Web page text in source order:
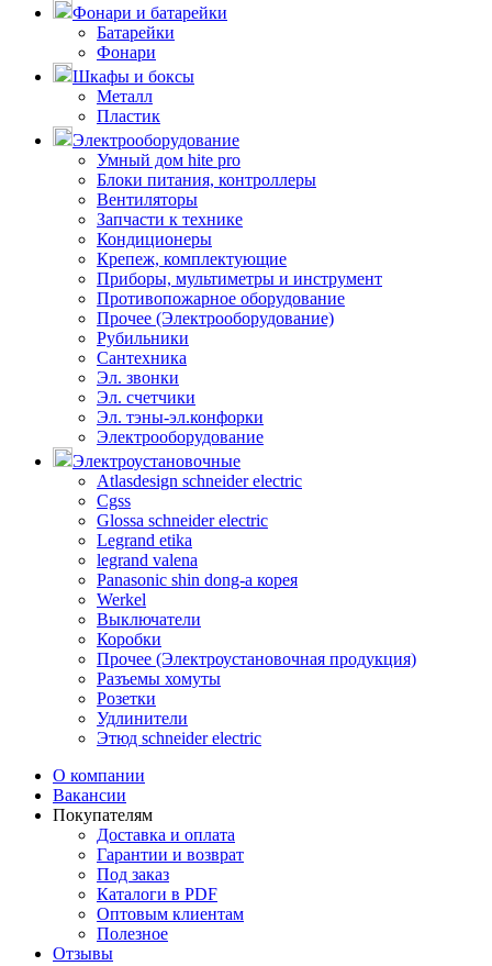
Фонари и батарейки
Батарейки
Фонари
Шкафы и боксы
Металл
Пластик
Электрооборудование
Умный дом hite pro
Блоки питания, контроллеры
Вентиляторы
Запчасти к технике
Кондиционеры
Крепеж, комплектующие
Приборы, мультиметры и инструмент
Противопожарное оборудование
Прочее (Электрооборудование)
Рубильники
Сантехника
Эл. звонки
Эл. счетчики
Эл. тэны-эл.конфорки
Электрооборудование
Электроустановочные
Atlasdesign schneider electric
Cgss
Glossa schneider electric
Legrand etika
legrand valena
Panasonic shin dong-a корея
Werkel
Выключатели
Коробки
Прочее (Электроустановочная продукция)
Разъемы хомуты
Розетки
Удлинители
Этюд schneider electric
О компании
Вакансии
Покупателям
Доставка и оплата
Гарантии и возврат
Под заказ
Каталоги в PDF
Оптовым клиентам
Полезное
Отзывы